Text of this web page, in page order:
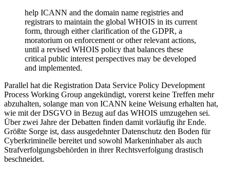
help ICANN and the domain name registries and
registrars to maintain the global WHOIS in its current
form, through either clarification of the GDPR, a
moratorium on enforcement or other relevant actions,
until a revised WHOIS policy that balances these
critical public interest perspectives may be developed
and implemented.
Parallel hat die Registration Data Service Policy Development
Process Working Group angekündigt, vorerst keine Treffen mehr
abzuhalten, solange man von ICANN keine Weisung erhalten hat,
wie mit der DSGVO in Bezug auf das WHOIS umzugehen sei.
Über zwei Jahre der Debatten finden damit vorläufig ihr Ende.
Größte Sorge ist, dass ausgedehnter Datenschutz den Boden für
Cyberkriminelle bereitet und sowohl Markeninhaber als auch
Strafverfolgungsbehörden in ihrer Rechtsverfolgung drastisch
beschneidet.